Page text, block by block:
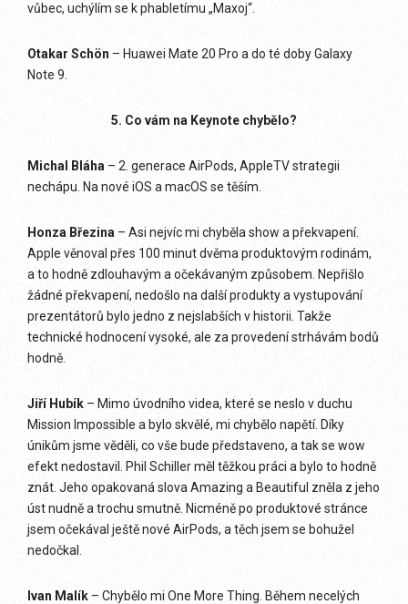
vůbec, uchýlím se k phabletímu „Maxoj“.
Otakar Schön – Huawei Mate 20 Pro a do té doby Galaxy
Note 9.
5. Co vám na Keynote chybělo?
Michal Bláha – 2. generace AirPods, AppleTV strategii
nechápu. Na nové iOS a macOS se těším.
Honza Březina – Asi nejvíc mi chyběla show a překvapení.
Apple věnoval přes 100 minut dvěma produktovým rodinám,
a to hodně zdlouhavým a očekávaným způsobem. Nepřišlo
žádné překvapení, nedošlo na další produkty a vystupování
prezentátorů bylo jedno z nejslabších v historii. Takže
technické hodnocení vysoké, ale za provedení strhávám bodů
hodně.
Jiří Hubík – Mimo úvodního videa, které se neslo v duchu
Mission Impossible a bylo skvělé, mi chybělo napětí. Díky
únikům jsme věděli, co vše bude představeno, a tak se wow
efekt nedostavil. Phil Schiller měl těžkou práci a bylo to hodně
znát. Jeho opakovaná slova Amazing a Beautiful zněla z jeho
úst nudně a trochu smutně. Nicméně po produktové stránce
jsem očekával ještě nové AirPods, a těch jsem se bohužel
nedočkal.
Ivan Malík – Chybělo mi One More Thing. Během necelých